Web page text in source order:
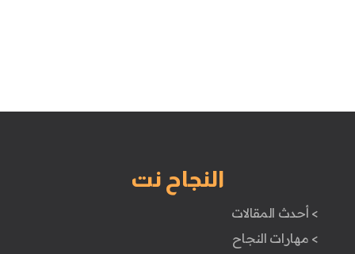
النجاح نت
> أحدث المقالات
> مهارات النجاح